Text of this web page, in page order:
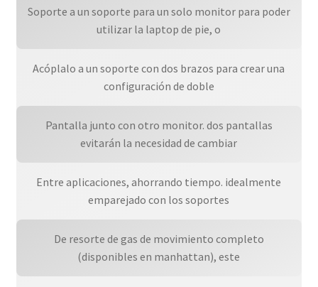
Soporte a un soporte para un solo monitor para poder
utilizar la laptop de pie, o
Acóplalo a un soporte con dos brazos para crear una
configuración de doble
Pantalla junto con otro monitor. dos pantallas
evitarán la necesidad de cambiar
Entre aplicaciones, ahorrando tiempo. idealmente
emparejado con los soportes
De resorte de gas de movimiento completo
(disponibles en manhattan), este